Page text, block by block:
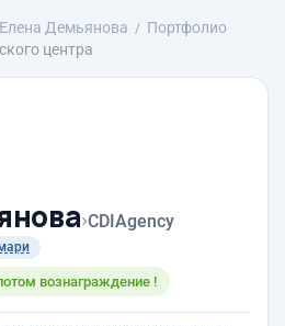
Елена Демьянова
Портфолио
центра
›CDIAgency
вознаграждение !